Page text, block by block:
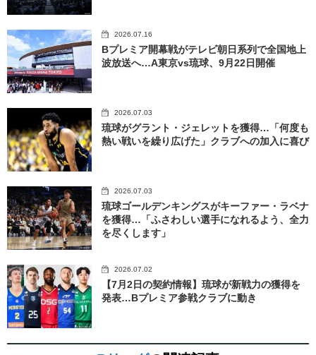
2026.07.16
Bプレミア開幕戦がテレビ朝日系列で全国地上
波放送へ…A東京vs琉球、9月22日開催
2026.07.03
琉球がグラント・ジェレットを獲得…「何度も
熱い戦いを繰り広げた」クラブへの加入に喜び
2026.07.03
琉球ゴールデンキングスがキーファー・ラベナ
を獲得…「ふさわしい選手になれるよう、全力
を尽くします」
2026.07.02
【7月2日の契約情報】琉球が新戦力の獲得を
発表…Bプレミア参戦クラブに動き